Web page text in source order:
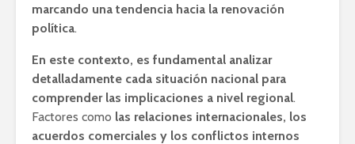
marcando una tendencia hacia la renovación
política.
En este contexto, es fundamental analizar
detalladamente cada situación nacional para
comprender las implicaciones a nivel regional.
Factores como las relaciones internacionales, los
acuerdos comerciales y los conflictos internos